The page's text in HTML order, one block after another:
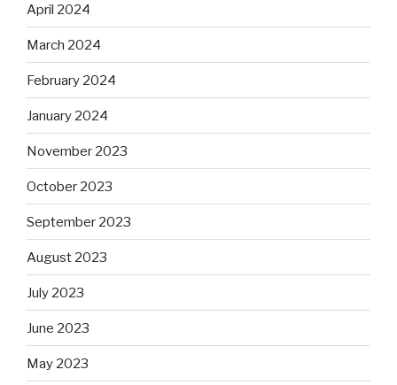
April 2024
March 2024
February 2024
January 2024
November 2023
October 2023
September 2023
August 2023
July 2023
June 2023
May 2023